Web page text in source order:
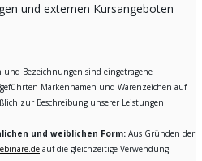
und externen Kursangeboten
Bezeichnungen sind eingetragene
Markennamen und Warenzeichen auf
zur Beschreibung unserer Leistungen.
und weiblichen Form: Aus Gründen der
auf die gleichzeitige Verwendung